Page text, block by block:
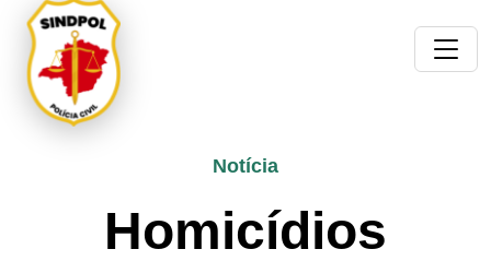
Notícia
Homicídios